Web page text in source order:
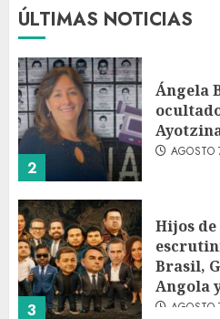
ÚLTIMAS NOTICIAS
1 AGOSTO
2
Ángela
3
Hijos
Brasil,
Angola